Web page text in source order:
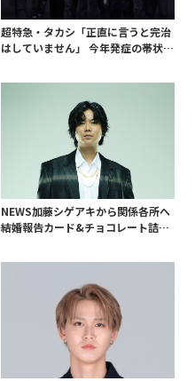
超特急・タカシ「正直に言うと完治
はしていません」 今年発症の帯状疱
白 後遺症も語る
NEWS加藤シゲアキから関係各所へ
結婚報告カード&チョコレート詰め
も添えて